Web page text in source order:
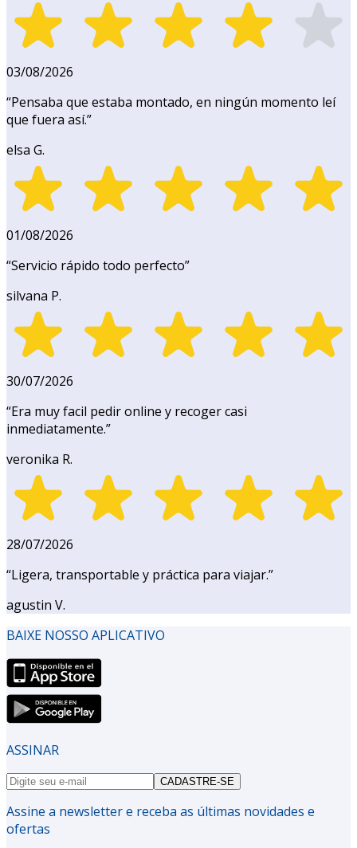
03/08/2026
“Pensaba que estaba montado, en ningún momento leí
que fuera así.”
elsa G.
01/08/2026
“Servicio rápido todo perfecto”
silvana P.
30/07/2026
“Era muy facil pedir online y recoger casi
inmediatamente.”
veronika R.
28/07/2026
“Ligera, transportable y práctica para viajar.”
agustin V.
BAIXE NOSSO APLICATIVO
ASSINAR
CADASTRE-SE
Assine a newsletter e receba as últimas novidades e
ofertas